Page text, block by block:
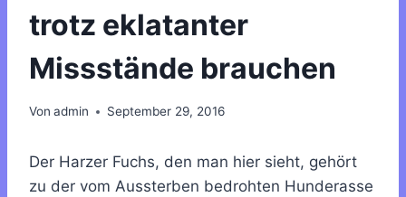
trotz eklatanter
Missstände brauchen
Von admin September 29, 2016
Der Harzer Fuchs, den man hier sieht, gehört
zu der vom Aussterben bedrohten Hunderasse